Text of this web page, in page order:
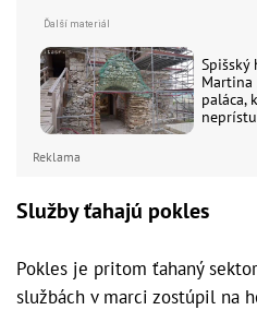
Spišský
Martina
paláca,
Reklama
Služby ťahajú pokles
Pokles je pritom ťahaný
službách v marci zostúpil na